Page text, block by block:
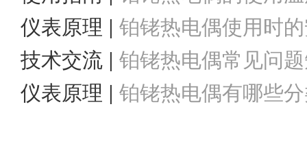
仪表原理 | 铂铑热电偶使用时
技术交流 | 铂铑热电偶常见问
仪表原理 | 铂铑热电偶有哪些